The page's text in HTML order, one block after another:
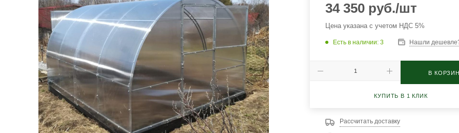
34 350 руб./шт
Цена указана с учетом НДС 5%
Есть в наличии: 3 Нашли
В
КУПИТЬ В 1 КЛИК
Рассчитать доставку